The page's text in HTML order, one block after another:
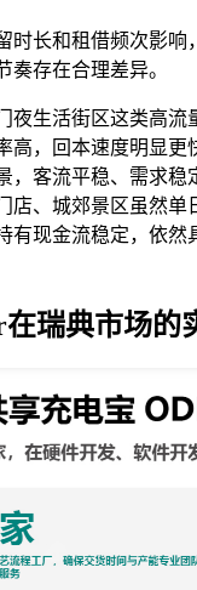
时长和租借频次影响
奏存在合理差异。
夜生活街区这类高流
高，回本速度明显更
，客流平稳、需求稳
店、城郊景区虽然单
有现金流稳定，依然
瑞典市场的